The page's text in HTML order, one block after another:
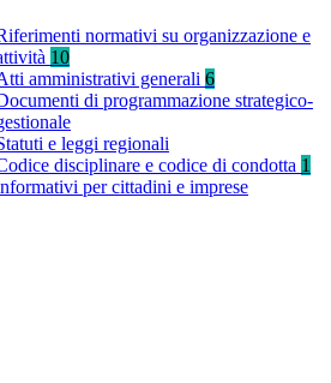
normativi su organizzazione e
10
amministrativi generali 6
di programmazione strategico-
e leggi regionali
disciplinare e codice di condotta 1
per cittadini e imprese